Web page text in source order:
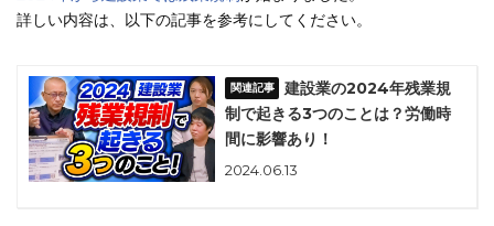
詳しい内容は、以下の記事を参考にしてください。
建設業の2024年残業規
制で起きる3つのことは？労働時
間に影響あり！
2024.06.13